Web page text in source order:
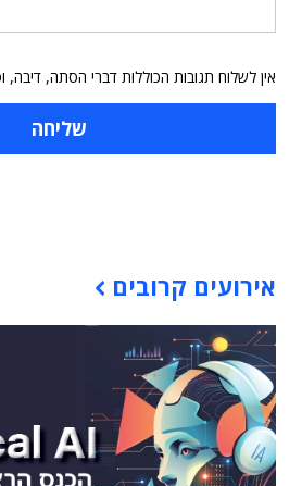
אין לשלוח תגובות הכוללות דברי הסתה, דיבה,
אירועים קרובים